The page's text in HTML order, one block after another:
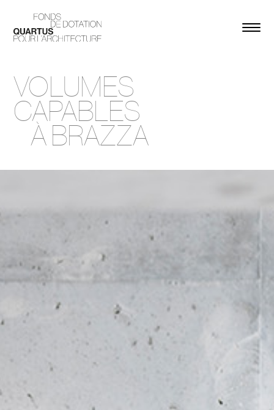
VOLUMES
CAPABLES
À BRAZZA